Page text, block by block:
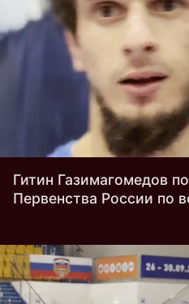
Гитин Газимагомедов
Первенства России по